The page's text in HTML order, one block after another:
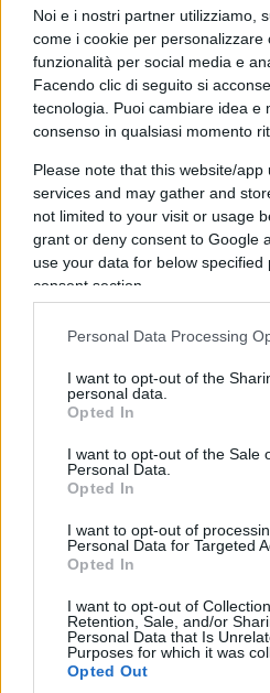
Noi e i nostri partner utilizziamo,
come i cookie per
funzionalità per social media e
Facendo clic di seguito si
tecnologia. Puoi cambiare idea e
consenso in qualsiasi momento
Please note that this website/
services and may gather and
not limited to your visit or usage
grant or deny consent to Google
use your data for below
consent section.
Personal Data Processing
I want to opt-out of the
personal data.
Opted In
I want to opt-out of the Sale
Personal Data.
Opted In
I want to opt-out of
Personal Data for Targeted
Opted In
I want to opt-out of
Retention, Sale, and/or
Personal Data that Is
Purposes for which it was
Opted Out
comporta come chi sa
recita, che nessuno lo
“Questa Commissione è
plotone di esecuzione nei
il narcisismo patetico, ma
abituato a rendere ragione
no, avvocato Conte, si
di facciata, di certe